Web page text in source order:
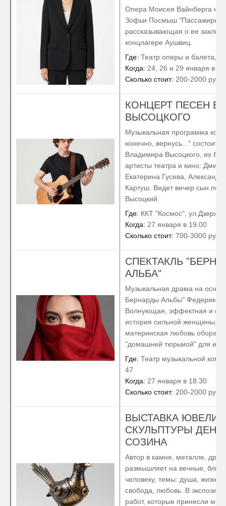
Опера Моисея Вайнберга на
Зофьи Посмыш "Пассажирка
рассказывающая о ее
концлагере Аушвиц.
Где: Театр оперы и балета,
Когда: 24, 26 и 29 января в
Сколько стоит: 200-2000 руб.
КОНЦЕРТ ПЕСЕН
ВЫСОЦКОГО
Музыкальная программа
конечно, вернусь..." состоит
Владимира Высоцкого, их
артисты театра и кино:
Екатерина Гусева,
Картуш. Ведет вечер сын
Высоцкий.
Где: ККТ "Космос",
Когда: 27 января в 19.00
Сколько стоит: 700-3000 руб.
СПЕКТАКЛЬ
АЛЬБА"
Музыкальная драма на
Бернарды Альбы" Федерико
Волнующая, эффектная и
история сильной женщины,
материнская любовь
"домашней тюрьмой" для её
Где: Театр музыкальной
47
Когда: 27 января в 18.30
Сколько стоит: 200-2000 руб.
ВЫСТАВКА
СКУЛЬПТУРЫ
СОЗИНА
Автор в камне, металле,
размышляет на вечные,
человеку, темы: душа, жизнь,
свобода, любовь. В
работ, которые принесли